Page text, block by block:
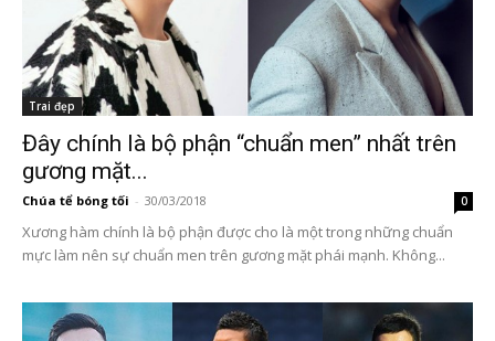
Trai đẹp
Đây chính là bộ phận “chuẩn men” nhất trên
gương mặt...
Chúa tể bóng tối - 30/03/2018 0
Xương hàm chính là bộ phận được cho là một trong những chuẩn
mực làm nên sự chuẩn men trên gương mặt phái mạnh. Không...